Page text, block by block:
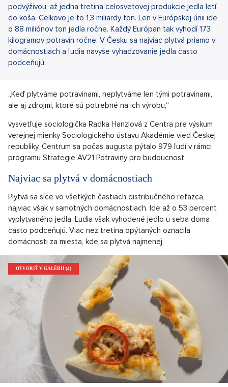
podvýživou, až jedna tretina celosvetovej produkcie jedla letí
do koša. Celkovo je to 1,3 miliardy ton. Len v Európskej únii ide
o 88 miliónov ton jedla ročne. Každý Európan tak vyhodí 173
kilogramov potravín ročne. V Česku sa najviac plytvá priamo v
domácnostiach a ľudia navyše vyhadzovanie jedla často
podceňujú.
„Keď plytváme potravinami, neplytváme len tými potravinami,
ale aj zdrojmi, ktoré sú potrebné na ich výrobu,“
vysvetľuje sociologička Radka Hanzlová z Centra pre výskum
verejnej mienky Sociologického ústavu Akadémie vied Českej
republiky. Centrum sa počas augusta pýtalo 979 ľudí v rámci
programu Strategie AV21 Potraviny pro budoucnost.
Najviac sa plytvá v domácnostiach
Plytvá sa síce vo všetkých častiach distribučného reťazca,
najviac však v samotných domácnostiach. Ide až o 53 percent
vyplytvaného jedla. Ľudia však vyhodené jedlo u seba doma
často podceňujú. Viac než tretina opýtaných označila
domácnosti za miesta, kde sa plytvá najmenej.
OTVORIŤ V GALÉRII (4)